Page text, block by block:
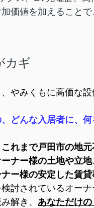
価値を加えることで
カギ
、やみくもに高価な
、どんな入居者に、
れまで戸田市の地
ナー様の土地や立
ー様の安定した賃
討されているオー
解き、 あなただけの